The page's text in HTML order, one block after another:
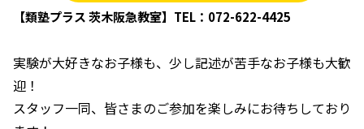
【類塾プラス 茨木阪急教室】TEL：072-622-4425
実験が大好きなお子様も、少し記述が苦手なお子様も大歓
迎！
スタッフ一同、皆さまのご参加を楽しみにお待ちしており